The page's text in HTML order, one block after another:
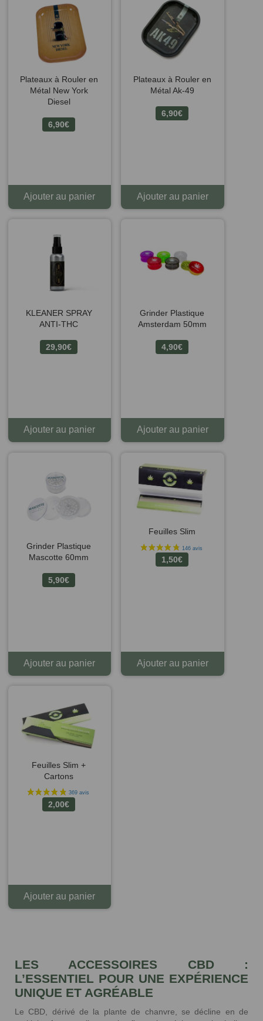
Plateaux à Rouler en
Métal New York
Diesel
6,90€
Ajouter au panier
Plateaux à Rouler en
Métal Ak-49
6,90€
Ajouter au panier
KLEANER SPRAY
ANTI-THC
29,90€
Ajouter au panier
Grinder Plastique
Amsterdam 50mm
4,90€
Ajouter au panier
Grinder Plastique
Mascotte 60mm
5,90€
Ajouter au panier
Feuilles Slim
1,50€
Ajouter au panier
Feuilles Slim +
Cartons
2,00€
Ajouter au panier
LES ACCESSOIRES CBD :
L’ESSENTIEL POUR UNE EXPÉRIENCE
UNIQUE ET AGRÉABLE
Le CBD, dérivé de la plante de chanvre, se décline en de